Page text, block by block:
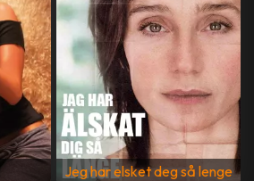
Jeg har elsket deg så lenge